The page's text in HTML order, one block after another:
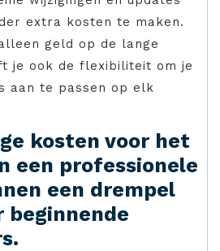
extra kosten te maken.
geld op de lange
je ook de flexibiliteit om je
aan te passen op elk
kosten voor het
een professionele
een drempel
beginnende